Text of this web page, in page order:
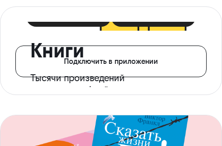
Книги
Тысячи произведений
с доступом офлайн
Подключить в приложении